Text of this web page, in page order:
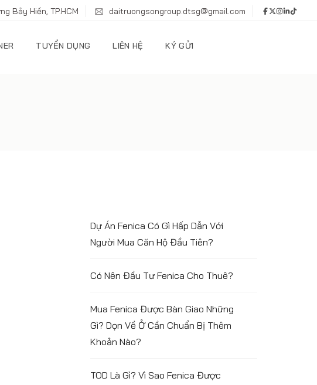
Bảy Hiền, TP.HCM daitruongsongroup.dtsg@gmail.com
TUYỂN DỤNG LIÊN HỆ KÝ GỬI
Dự Án Fenica Có Gì Hấp Dẫn Với
Người Mua Căn Hộ Đầu Tiên?
Có Nên Đầu Tư Fenica Cho Thuê?
Mua Fenica Được Bàn Giao Những
Gì? Dọn Về Ở Cần Chuẩn Bị Thêm
Khoản Nào?
TOD Là Gì? Vì Sao Fenica Được